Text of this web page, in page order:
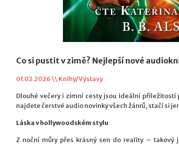
Co si pustit v zimě? Nejlepší nové
01.02.2026 \\ Knihy/Výstavy
Dlouhé večery i zimní cesty jsou ideální příležitostí
najdete čerstvé audio novinky všech žánrů, stačí si
Láska v hollywoodském stylu
Z noční můry přes krásný sen do reality – takový